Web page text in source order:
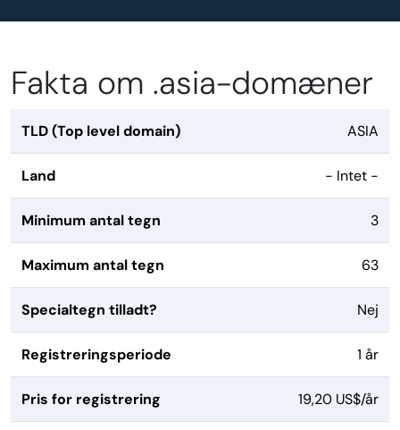
Fakta om .asia-domæner
TLD (Top level domain) ASIA
Land - Intet -
Minimum antal tegn 3
Maximum antal tegn 63
Specialtegn tilladt? Nej
Registreringsperiode 1 år
Pris for registrering 19,20 US$/år